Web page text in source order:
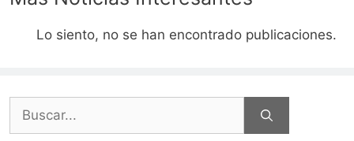
Lo siento, no se han encontrado publicaciones.
Buscar: